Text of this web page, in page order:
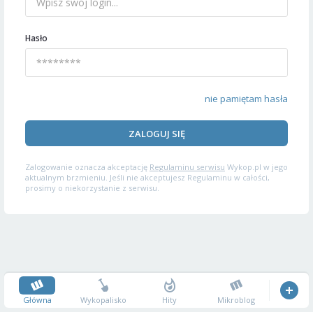
Hasło
nie pamiętam hasła
ZALOGUJ SIĘ
Zalogowanie oznacza akceptację Regulaminu serwisu Wykop.pl w jego
aktualnym brzmieniu. Jeśli nie akceptujesz Regulaminu w całości,
prosimy o niekorzystanie z serwisu.
Główna Wykopalisko Hity Mikroblog